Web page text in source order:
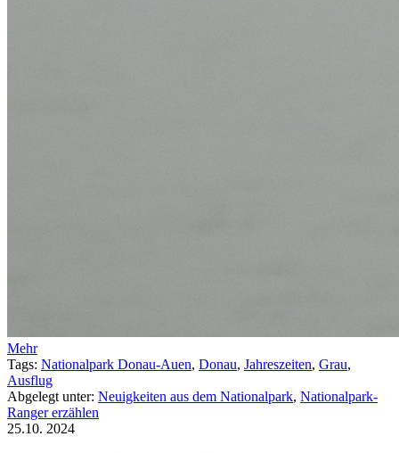
Mehr
Tags: Nationalpark Donau-Auen, Donau, Jahreszeiten, Grau,
Ausflug
Abgelegt unter: Neuigkeiten aus dem Nationalpark, Nationalpark-
Ranger erzählen
25.10. 2024